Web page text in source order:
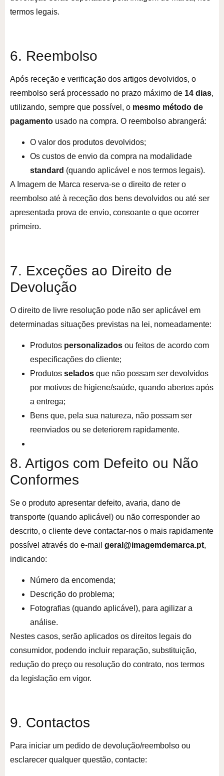
termos legais.
6. Reembolso
Após receção e verificação dos artigos devolvidos, o
reembolso será processado no prazo máximo de 14 dias,
utilizando, sempre que possível, o mesmo método de
pagamento usado na compra. O reembolso abrangerá:
O valor dos produtos devolvidos;
Os custos de envio da compra na modalidade
standard (quando aplicável e nos termos legais).
A Imagem de Marca reserva-se o direito de reter o
reembolso até à receção dos bens devolvidos ou até ser
apresentada prova de envio, consoante o que ocorrer
primeiro.
7. Exceções ao Direito de
Devolução
O direito de livre resolução pode não ser aplicável em
determinadas situações previstas na lei, nomeadamente:
Produtos personalizados ou feitos de acordo com
especificações do cliente;
Produtos selados que não possam ser devolvidos
por motivos de higiene/saúde, quando abertos após
a entrega;
Bens que, pela sua natureza, não possam ser
reenviados ou se deteriorem rapidamente.
8. Artigos com Defeito ou Não
Conformes
Se o produto apresentar defeito, avaria, dano de
transporte (quando aplicável) ou não corresponder ao
descrito, o cliente deve contactar-nos o mais rapidamente
possível através do e-mail geral@imagemdemarca.pt,
indicando:
Número da encomenda;
Descrição do problema;
Fotografias (quando aplicável), para agilizar a
análise.
Nestes casos, serão aplicados os direitos legais do
consumidor, podendo incluir reparação, substituição,
redução do preço ou resolução do contrato, nos termos
da legislação em vigor.
9. Contactos
Para iniciar um pedido de devolução/reembolso ou
esclarecer qualquer questão, contacte: